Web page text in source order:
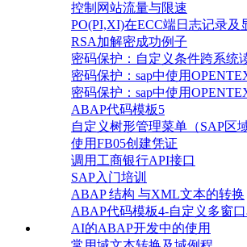
控制网站流量与限速
PO(PI,XI)在ECC端日志记录及
RSA加解密成功例子
密码保护：自定义条件跨系统
密码保护：sap中使用
密码保护：sap中使用
ABAP代码模板5
自定义树形管理菜单（SAP区
使用FB05创建凭证
调用工商银行API接口
SAP入门培训
ABAP 结构 与XML文本的转换
ABAP代码模板4-自定义多窗
AI的ABAP开发中的使用